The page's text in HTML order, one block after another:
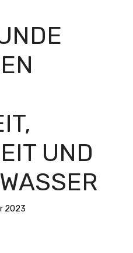
UND
2023